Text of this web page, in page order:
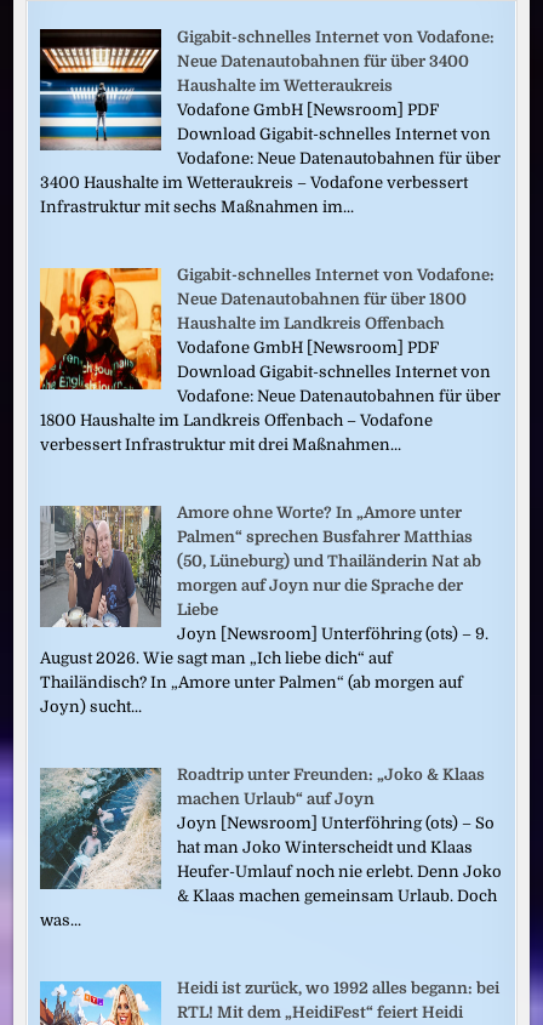
Gigabit-schnelles Internet von Vodafone:
Neue Datenautobahnen für über 3400
Haushalte im Wetteraukreis
Vodafone GmbH [Newsroom] PDF
Download Gigabit-schnelles Internet von
Vodafone: Neue Datenautobahnen für über
3400 Haushalte im Wetteraukreis – Vodafone verbessert
Infrastruktur mit sechs Maßnahmen im...
Gigabit-schnelles Internet von Vodafone:
Neue Datenautobahnen für über 1800
Haushalte im Landkreis Offenbach
Vodafone GmbH [Newsroom] PDF
Download Gigabit-schnelles Internet von
Vodafone: Neue Datenautobahnen für über
1800 Haushalte im Landkreis Offenbach – Vodafone
verbessert Infrastruktur mit drei Maßnahmen...
Amore ohne Worte? In „Amore unter
Palmen“ sprechen Busfahrer Matthias
(50, Lüneburg) und Thailänderin Nat ab
morgen auf Joyn nur die Sprache der
Liebe
Joyn [Newsroom] Unterföhring (ots) – 9.
August 2026. Wie sagt man „Ich liebe dich“ auf
Thailändisch? In „Amore unter Palmen“ (ab morgen auf
Joyn) sucht...
Roadtrip unter Freunden: „Joko & Klaas
machen Urlaub“ auf Joyn
Joyn [Newsroom] Unterföhring (ots) – So
hat man Joko Winterscheidt und Klaas
Heufer-Umlauf noch nie erlebt. Denn Joko
& Klaas machen gemeinsam Urlaub. Doch
was...
Heidi ist zurück, wo 1992 alles begann: bei
RTL! Mit dem „HeidiFest“ feiert Heidi